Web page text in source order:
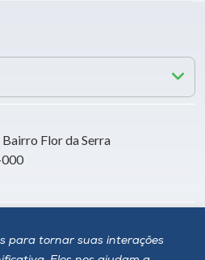
para tornar suas interações
Flor da Serra
000